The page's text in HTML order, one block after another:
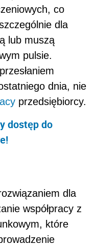
co
dla
lub muszą
pulsie.
dnia, nie
przedsiębiorcy.
dostęp do
dla
współpracy z
które